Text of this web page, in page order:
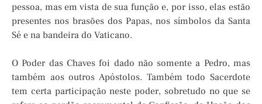
pessoa, mas em vista de sua função e, por isso, elas estão
presentes nos brasões dos Papas, nos símbolos da Santa
Sé e na bandeira do Vaticano.
O Poder das Chaves foi dado não somente a Pedro, mas
também aos outros Apóstolos. Também todo Sacerdote
tem certa participação neste poder, sobretudo no que se